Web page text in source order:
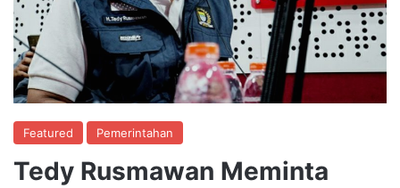
Featured Pemerintahan
Tedy Rusmawan Meminta